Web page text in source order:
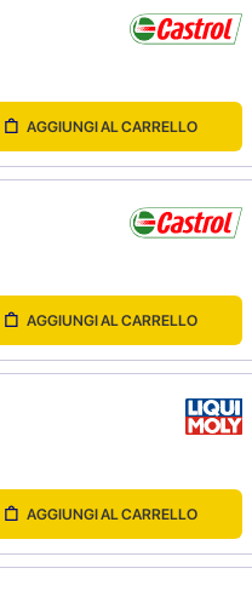
AGGIUNGI AL CARRELLO
AGGIUNGI AL CARRELLO
AGGIUNGI AL CARRELLO